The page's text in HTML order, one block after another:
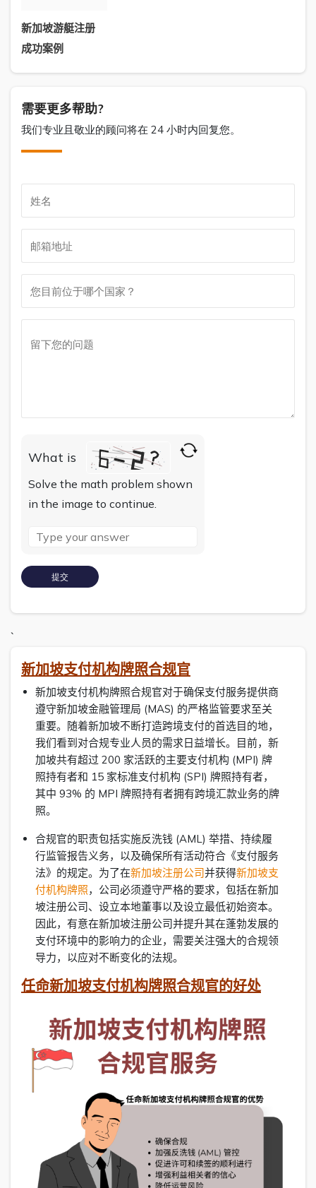
新加坡游艇注册
成功案例
需要更多帮助?
我们专业且敬业的顾问将在 24 小时内回复您。
What is
Solve the math problem shown
in the image to continue.
`
新加坡支付机构牌照合规官
新加坡支付机构牌照合规官对于确保支付服务提供商
遵守新加坡金融管理局 (MAS) 的严格监管要求至关
重要。随着新加坡不断打造跨境支付的首选目的地，
我们看到对合规专业人员的需求日益增长。目前，新
加坡共有超过 200 家活跃的主要支付机构 (MPI) 牌
照持有者和 15 家标准支付机构 (SPI) 牌照持有者，
其中 93% 的 MPI 牌照持有者拥有跨境汇款业务的牌
照。
合规官的职责包括实施反洗钱 (AML) 举措、持续履
行监管报告义务，以及确保所有活动符合《支付服务
法》的规定。为了在新加坡注册公司并获得新加坡支
付机构牌照，公司必须遵守严格的要求，包括在新加
坡注册公司、设立本地董事以及设立最低初始资本。
因此，有意在新加坡注册公司并提升其在蓬勃发展的
支付环境中的影响力的企业，需要关注强大的合规领
导力，以应对不断变化的法规。
任命新加坡支付机构牌照合规官的好处